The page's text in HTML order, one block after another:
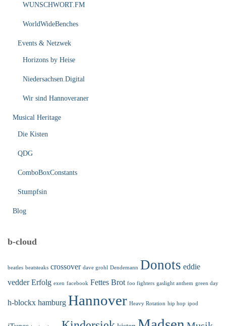
WUNSCHWORT.FM
WorldWideBenches
Events & Netzwek
Horizons by Heise
Niedersachsen.Digital
Wir sind Hannoveraner
Musical Heritage
Die Kisten
QDG
ComboBoxConstants
Stumpfsin
Blog
b-cloud
beatles beatsteaks crossover dave grohl Dendemann Donots eddie
vedder Erfolg exen facebook Fettes Brot foo fighters gaslight anthem green day
h-blockx hamburg Hannover Heavy Rotation hip hop ipod